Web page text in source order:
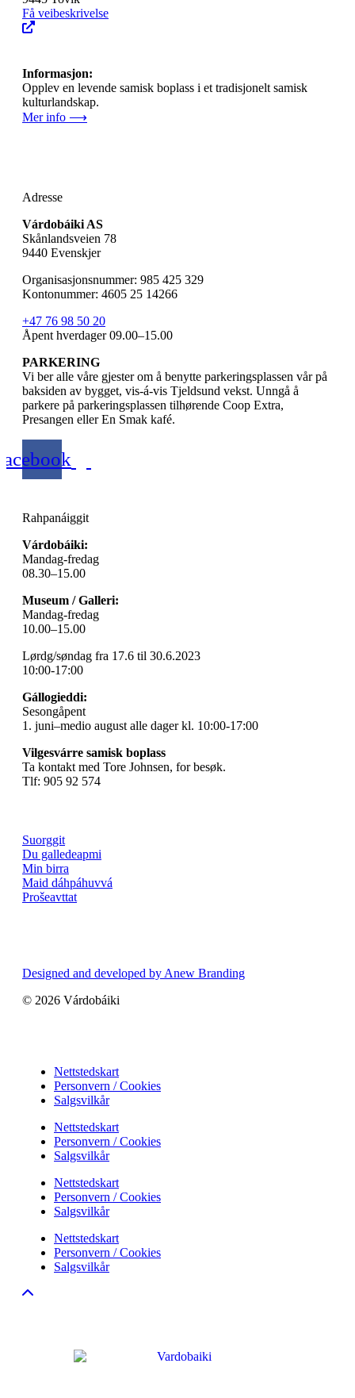
Få veibeskrivelse
Informasjon:
Opplev en levende samisk boplass i et tradisjonelt samisk
kulturlandskap.
Mer info ⟶
Adresse
Várdobáiki AS
Skånlandsveien 78
9440 Evenskjer
Organisasjonsnummer: 985 425 329
Kontonummer: 4605 25 14266
+47 76 98 50 20
Åpent hverdager 09.00–15.00
PARKERING
Vi ber alle våre gjester om å benytte parkeringsplassen vår på
baksiden av bygget, vis-á-vis Tjeldsund vekst. Unngå å
parkere på parkeringsplassen tilhørende Coop Extra,
Presangen eller En Smak kafé.
Rahpanáiggit
Várdobáiki:
Mandag-fredag
08.30–15.00
Museum / Galleri:
Mandag-fredag
10.00–15.00
Lørdg/søndag fra 17.6 til 30.6.2023
10:00-17:00
Gállogieddi:
Sesongåpent
1. juni–medio august alle dager kl. 10:00-17:00
Vilgesvárre samisk boplass
Ta kontakt med Tore Johnsen, for besøk.
Tlf: 905 92 574
Suorggit
Du galledeapmi
Min birra
Maid dáhpáhuvvá
Prošeavttat
Designed and developed by Anew Branding
© 2026 Várdobáiki
Nettstedskart
Personvern / Cookies
Salgsvilkår
Nettstedskart
Personvern / Cookies
Salgsvilkår
Nettstedskart
Personvern / Cookies
Salgsvilkår
Nettstedskart
Personvern / Cookies
Salgsvilkår